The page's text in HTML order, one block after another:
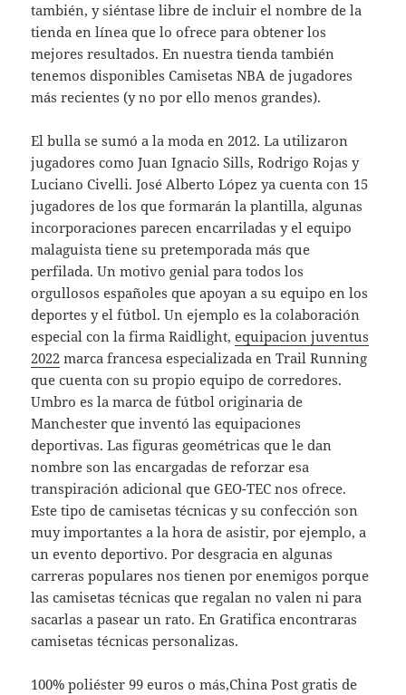
también, y siéntase libre de incluir el nombre de la
tienda en línea que lo ofrece para obtener los
mejores resultados. En nuestra tienda también
tenemos disponibles Camisetas NBA de jugadores
más recientes (y no por ello menos grandes).
El bulla se sumó a la moda en 2012. La utilizaron
jugadores como Juan Ignacio Sills, Rodrigo Rojas y
Luciano Civelli. José Alberto López ya cuenta con 15
jugadores de los que formarán la plantilla, algunas
incorporaciones parecen encarriladas y el equipo
malaguista tiene su pretemporada más que
perfilada. Un motivo genial para todos los
orgullosos españoles que apoyan a su equipo en los
deportes y el fútbol. Un ejemplo es la colaboración
especial con la firma Raidlight,equipacion juventus
2022 marca francesa especializada en Trail Running
que cuenta con su propio equipo de corredores.
Umbro es la marca de fútbol originaria de
Manchester que inventó las equipaciones
deportivas. Las figuras geométricas que le dan
nombre son las encargadas de reforzar esa
transpiración adicional que GEO-TEC nos ofrece.
Este tipo de camisetas técnicas y su confección son
muy importantes a la hora de asistir, por ejemplo, a
un evento deportivo. Por desgracia en algunas
carreras populares nos tienen por enemigos porque
las camisetas técnicas que regalan no valen ni para
sacarlas a pasear un rato. En Gratifica encontraras
camisetas técnicas personalizas.
100% poliéster 99 euros o más,China Post gratis de